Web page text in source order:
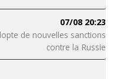
07/08 20:23
de nouvelles sanctions
contre la Russie